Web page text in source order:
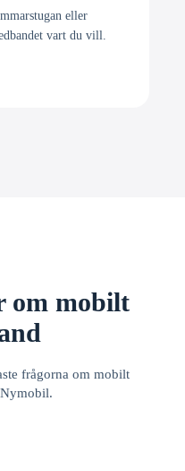
eller
vart du vill.
om mobilt
frågorna om mobilt